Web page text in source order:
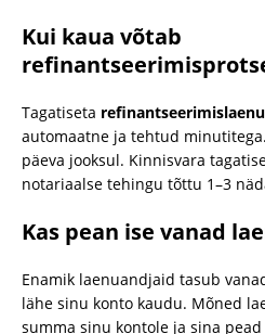
Kui kaua võtab
Tagatiseta refinantseerimislaenu
automaatne ja tehtud
päeva jooksul. Kinnisvara
notariaalse tehingu tõttu 1–3
Kas pean ise vanad
Enamik laenuandjaid tasub
lähe sinu konto kaudu. Mõned
summa sinu kontole ja sina